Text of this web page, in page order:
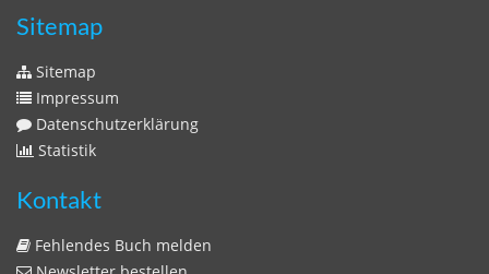
Sitemap
Sitemap
Impressum
Datenschutzerklärung
Statistik
Kontakt
Fehlendes Buch melden